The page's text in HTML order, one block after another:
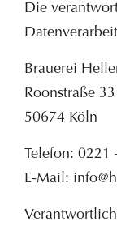
Die
Brauerei
Roonstraße 33
50674 Köln
Telefon: 0221
E-Mail: